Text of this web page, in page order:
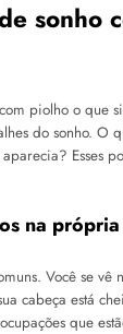
sonho
piolho o que
do sonho. O
Esses
na
Você se vê
cabeça está
que